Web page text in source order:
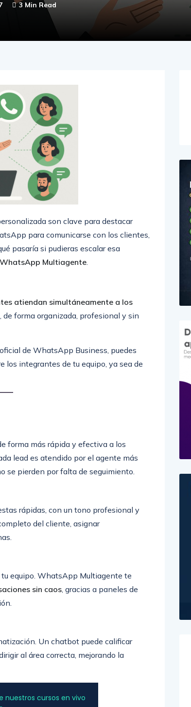
3 Min Read
son clave para destacar
para comunicarse con los clientes,
pasaría si pudieras escalar esa
WhatsApp Multiagente.
atiendan simultáneamente a los
, de forma organizada, profesional y sin
de WhatsApp Business, puedes
los integrantes de tu equipo, ya sea de
forma más rápida y efectiva a los
lead es atendido por el agente más
se pierden por falta de seguimiento.
rápidas, con un tono profesional y
del cliente, asignar
equipo. WhatsApp Multiagente te
sin caos, gracias a paneles de
Un chatbot puede calificar
al área correcta, mejorando la
nuestros cursos en vivo